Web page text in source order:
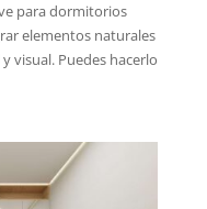
para dormitorios
elementos naturales
visual. Puedes hacerlo